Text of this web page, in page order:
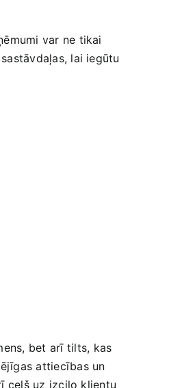
var ne tikai
lai iegūtu
bet arī tilts, kas
attiecības un
ceļš‌ uz izcilo klientu